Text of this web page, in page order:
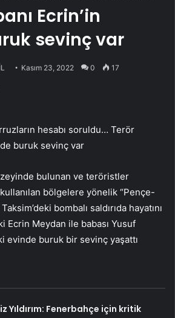
Ecrin’in
sevinç var
Kasım 23, 2022 0 17
hesabı soruldu… Terör
buruk sevinç var
bulunan ve teröristler
bölgelere yönelik “Pençe-
bombalı saldırıda hayatını
Ecrin Meydan ile babası Yusuf
evinde buruk bir sevinç yaşattı
Yıldırım: Fenerbahçe için kritik